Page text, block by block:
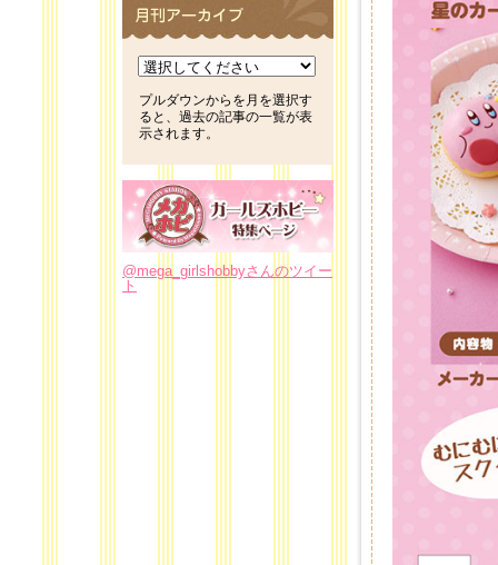
プルダウンからを月を選択す
ると、過去の記事の一覧が表
示されます。
@mega_girlshobbyさんのツイー
ト